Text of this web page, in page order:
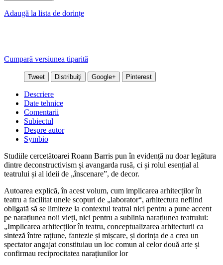
Adaugă la lista de dorințe
Cumpară versiunea tiparită
Tweet Distribuiţi Google+ Pinterest
Descriere
Date tehnice
Comentarii
Subiectul
Despre autor
Symbio
Studiile cercetătoarei Roann Barris pun în evidență nu doar legătura
dintre deconstructivism și avangarda rusă, ci și rolul esențial al
teatrului și al ideii de „înscenare”, de decor.
Autoarea explică, în acest volum, cum implicarea arhitecților în
teatru a facilitat unele scopuri de „laborator“, arhitectura nefiind
obligată să se limiteze la contextul teatral nici pentru a pune accent
pe narațiunea noii vieți, nici pentru a sublinia narațiunea teatrului:
„Implicarea arhitecților în teatru, conceptualizarea arhitecturii ca
sinteză între rațiune, fantezie și mișcare, și dorința de a crea un
spectator angajat constituiau un loc comun al celor două arte și
confirmau reciprocitatea narațiunilor lor